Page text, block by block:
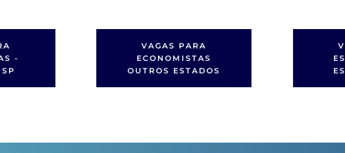
-
VAGAS PARA
ECONOMISTAS
OUTROS ESTADOS